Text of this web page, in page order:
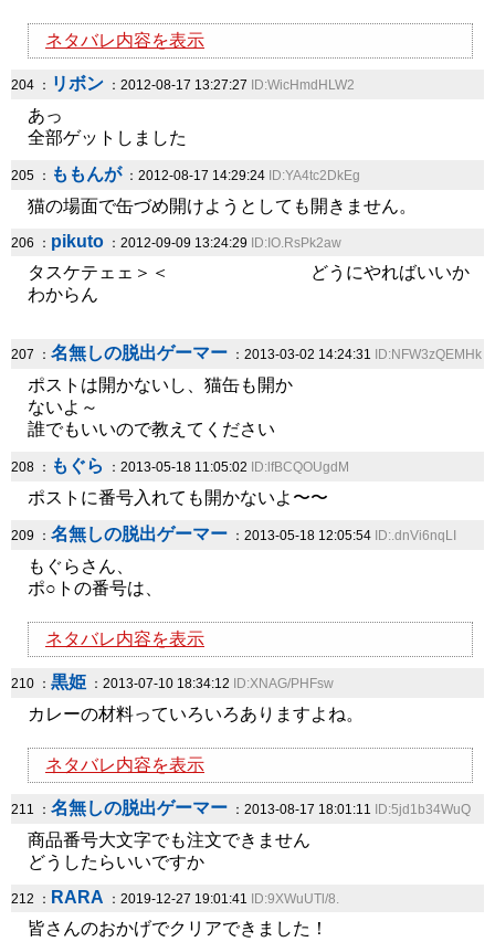
ネタバレ内容を表示
204 ： リボン ：2012-08-17 13:27:27 ID:WicHmdHLW2
あっ
全部ゲットしました
205 ： ももんが：2012-08-17 14:29:24 ID:YA4tc2DkEg
猫の場面で缶づめ開けようとしても開きません。
206 ： pikuto ：2012-09-09 13:24:29 ID:IO.RsPk2aw
タスケテェェ＞＜ どうにやればいいか
わからん
207 ： 名無しの脱出ゲーマー ：2013-03-02 14:24:31 ID:NFW3zQEMHk
ポストは開かないし、猫缶も開か
ないよ～
誰でもいいので教えてください
208 ： もぐら ：2013-05-18 11:05:02 ID:lfBCQOUgdM
ポストに番号入れても開かないよ〜〜
209 ： 名無しの脱出ゲーマー ：2013-05-18 12:05:54 ID:.dnVi6nqLI
もぐらさん、
ポ○トの番号は、
ネタバレ内容を表示
210 ： 黒姫 ：2013-07-10 18:34:12 ID:XNAG/PHFsw
カレーの材料っていろいろありますよね。
ネタバレ内容を表示
211 ： 名無しの脱出ゲーマー ：2013-08-17 18:01:11 ID:5jd1b34WuQ
商品番号大文字でも注文できません
どうしたらいいですか
212 ： RARA ：2019-12-27 19:01:41 ID:9XWuUTl/8.
皆さんのおかげでクリアできました！